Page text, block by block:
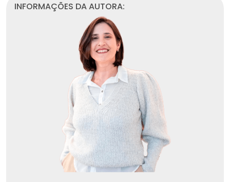
INFORMAÇÕES DA AUTORA: